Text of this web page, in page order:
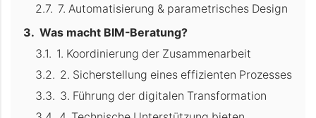
7. Automatisierung & parametrisches Design
Was macht BIM-Beratung?
1. Koordinierung der Zusammenarbeit
2. Sicherstellung eines effizienten Prozesses
3. Führung der digitalen Transformation